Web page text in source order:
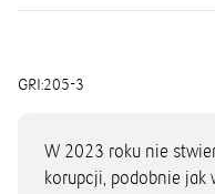
GRI:205-3
W 2023 roku nie
korupcji, podobnie jak